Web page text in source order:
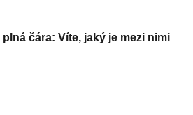
čára: Víte, jaký je mezi nimi